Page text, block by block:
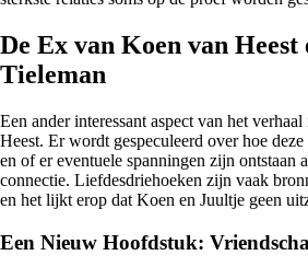
De Ex van Koen van
Tieleman
Een ander interessant aspect van het
Heest. Er wordt gespeculeerd over hoe
en of er eventuele spanningen zijn ontstaan
connectie. Liefdesdriehoeken zijn vaak
en het lijkt erop dat Koen en Juultje geen
Een Nieuw Hoofdstuk: